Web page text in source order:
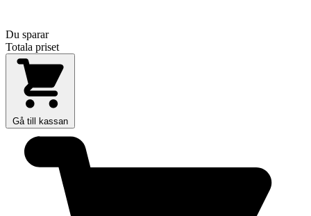
Du sparar
Totala priset
Gå till kassan